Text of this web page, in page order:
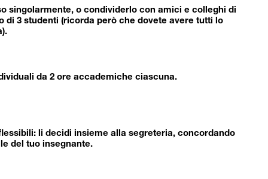
singolarmente, o condividerlo con amici e colleghi di
di 3 studenti (ricorda però che dovete avere tutti lo
da 2 ore accademiche ciascuna.
li decidi insieme alla segreteria, concordando
del tuo insegnante.